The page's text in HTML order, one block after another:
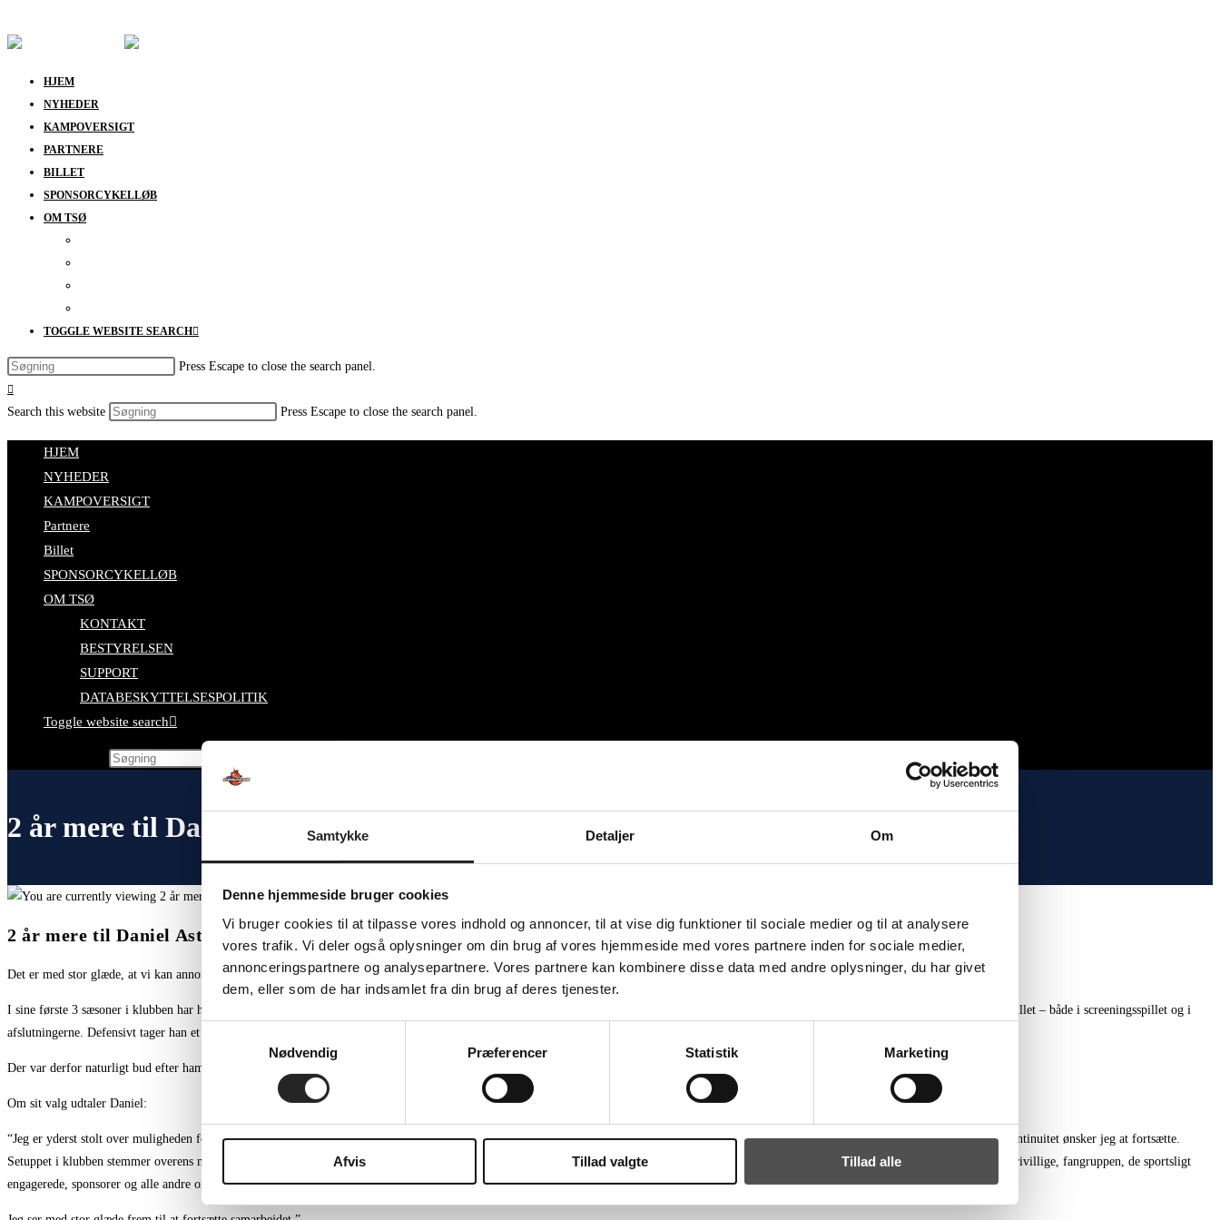
Samtykke Detaljer Om
Denne hjemmeside bruger cookies
Vi bruger cookies til at tilpasse vores indhold og annoncer, til at vise dig funktioner til sociale medier og til at analysere
vores trafik. Vi deler også oplysninger om din brug af vores hjemmeside med vores partnere inden for sociale medier,
annonceringspartnere og analysepartnere. Vores partnere kan kombinere disse data med andre oplysninger, du har givet
dem, eller som de har indsamlet fra din brug af deres tjenester.
Nødvendig
Præferencer Statistik Marketing
Afvis Tillad valgte Tillad alle
HJEM
NYHEDER
KAMPOVERSIGT
PARTNERE
BILLET
SPONSORCYKELLØB
OM TSØ
TOGGLE WEBSITE SEARCH
Press Escape to close the search panel.
Search this website Press Escape to close the search panel.
HJEM
NYHEDER
KAMPOVERSIGT
Partnere
Billet
SPONSORCYKELLØB
OM TSØ
KONTAKT
BESTYRELSEN
SUPPORT
DATABESKYTTELSESPOLITIK
Toggle website search
2 år mere til Daniel Astrup
2 år mere til Daniel Astrup
Det er med stor glæde, at vi kan annoncere, at det er lykkedes os at holde på Daniel Astrup.
I sine første 3 sæsoner i klubben har han gennemgået en flot udvikling på mange områder. I takt med at rollen er blevet større og tiden på banen er blevet længere, er der lagt flere lag på angrebsspillet – både i screeningsspillet og i
afslutningerne. Defensivt tager han et stort ansvar og kan dække et stort område alene. Her har han, særligt kommunikativt og som forsvarskaptajn, udviklet sig.
Der var derfor naturligt bud efter ham fra klubber højere i hierarkiet, men alligevel har den store og stærke stregspiller altså valgt at blive i TSØ.
Om sit valg udtaler Daniel:
“Jeg er yderst stolt over muligheden for at forlænge min kontrakt med TSØ. Igennem mine tre år i klubben har udviklingen, holdmæssigt såvel som personligt, været stødt opadgående og denne kontinuitet ønsker jeg at fortsætte.
Setuppet i klubben stemmer overens med mine sportslige ambitioner. Og det, at alle er ivrige efter at forbedre sig, mærkes hver dag i træningslokalet. Den sunde kultur og store opbakning blandt frivillige, fangruppen, de sportsligt
engagerede, sponsorer og alle andre omkring klubben har kun gjort beslutningen nemmere.